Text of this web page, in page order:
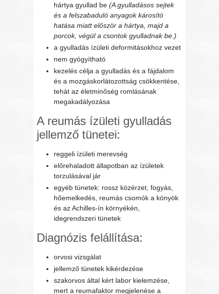
hártya gyullad be(A gyulladásos sejtek
és a felszabaduló anyagok károsító
hatása miatt először a hártya, majd a
porcok, végül a csontok gyulladnak be.)
a gyulladás ízületi deformitásokhoz vezet
nem gyógyítható
kezelés célja a gyulladás és a fájdalom
és a mozgáskorlátozottság csökkentése,
tehát az életminőség romlásának
megakadályozása
A reumás ízületi gyulladás
jellemző tünetei:
reggeli ízületi merevség
előrehaladott állapotban az ízületek
torzulásával jár
egyéb tünetek: rossz közérzet, fogyás,
hőemelkedés, reumás csomók a könyök
és az Achilles-ín környékén,
idegrendszeri tünetek
Diagnózis felállítása:
orvosi vizsgálat
jellemző tünetek kikérdezése
szakorvos által kért labor kielemzése,
mert a reumafaktor megjelenése a